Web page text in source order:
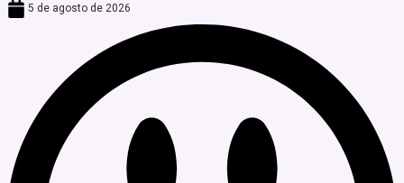
5 de agosto de 2026